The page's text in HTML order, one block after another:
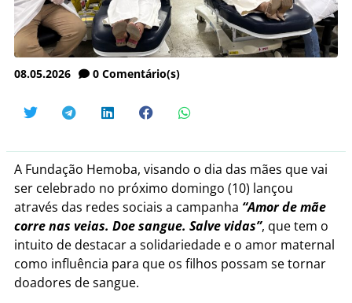
08.05.2026 0 Comentário(s)
A Fundação Hemoba, visando o dia das mães que vai
ser celebrado no próximo domingo (10) lançou
através das redes sociais a campanha “Amor de mãe
corre nas veias. Doe sangue. Salve vidas”, que tem o
intuito de destacar a solidariedade e o amor maternal
como influência para que os filhos possam se tornar
doadores de sangue.